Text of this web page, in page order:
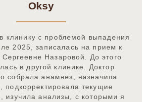
Oksy
клинику с проблемой выпадения
2025, записалась на прием к
Сергеевне Назаровой. До этого
в другой клинике. Доктор
собрала анамнез, назначила
подкорректировала текущие
изучила анализы, с которыми я